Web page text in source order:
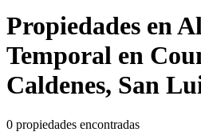
Propiedades en
Temporal en
Caldenes, San
0 propiedades encontradas